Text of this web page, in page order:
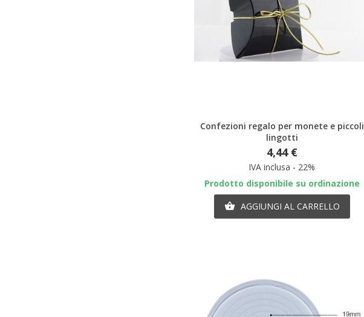
Confezioni regalo per monete e piccoli
lingotti
4,44 €
IVA inclusa - 22%
Prodotto disponibile su ordinazione
 AGGIUNGI AL CARRELLO